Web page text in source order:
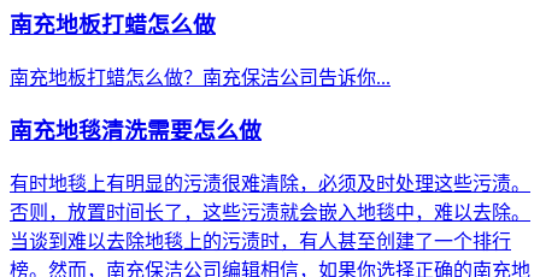
南充地板打蜡怎么做
南充地板打蜡怎么做？南充保洁公司告诉你...
南充地毯清洗需要怎么做
有时地毯上有明显的污渍很难清除，必须及时处理这些污渍。
否则，放置时间长了，这些污渍就会嵌入地毯中，难以去除。
当谈到难以去除地毯上的污渍时，有人甚至创建了一个排行
榜。然而，南充保洁公司编辑相信，如果你选择正确的南充地